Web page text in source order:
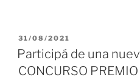
PUBLICADO
EL
31/08/2021
Participá de una
CONCURSO